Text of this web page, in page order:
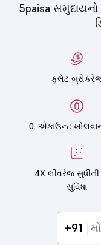
5paisa
ફ્લેટ
0. એકાઉન્ટ
4X લીવરેજ
સુવિધા
+91